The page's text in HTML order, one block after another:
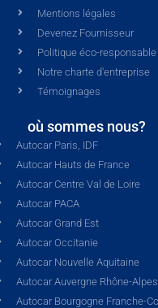
Mentions légales
Devenez Fournisseur
Politique éco-responsable
Notre charte d'entreprise
Témoignages
où sommes nous?
Autocar Paris, IDF
Autocar Hauts de France
Autocar Centre Val de Loire
Autocar PACA
Autocar Grand Est
Autocar Occitanie
Autocar Nouvelle Aquitaine
Autocar Auvergne Rhône-Alpes
Autocar Bourgogne Franche-